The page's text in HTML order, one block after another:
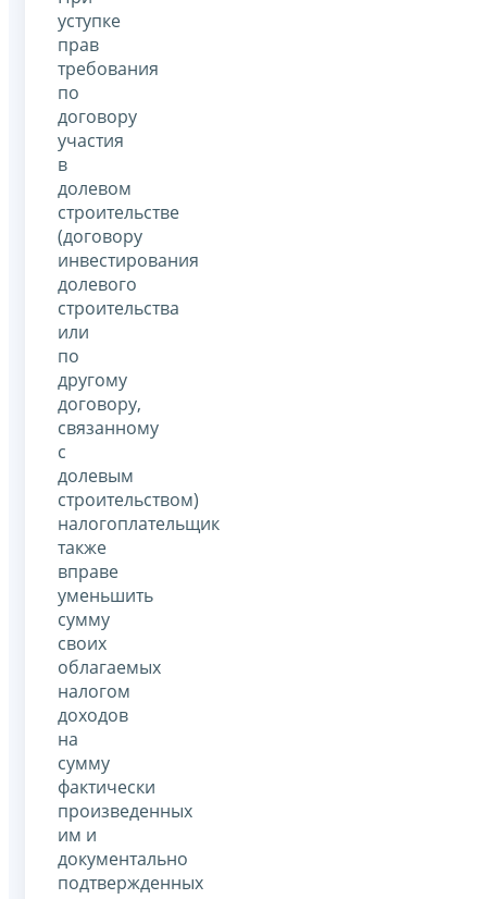
уступке
прав
требования
по
договору
участия
в
долевом
строительстве
(договору
инвестирования
долевого
строительства
или
по
другому
договору,
связанному
с
долевым
строительством)
налогоплательщик
также
вправе
уменьшить
сумму
своих
облагаемых
налогом
доходов
на
сумму
фактически
произведенных
им и
документально
подтвержденных